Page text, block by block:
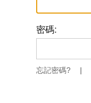
密碼:
忘記密碼? |